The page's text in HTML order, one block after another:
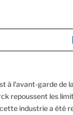
à l'avant-garde de
repoussent les
industrie a été